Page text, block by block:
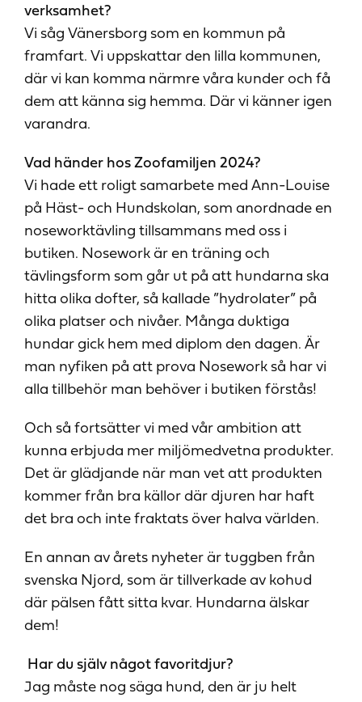
verksamhet?
Vi såg Vänersborg som en kommun på
framfart. Vi uppskattar den lilla kommunen,
där vi kan komma närmre våra kunder och få
dem att känna sig hemma. Där vi känner igen
varandra.
Vad händer hos Zoofamiljen 2024?
Vi hade ett roligt samarbete med Ann-Louise
på Häst- och Hundskolan, som anordnade en
noseworktävling tillsammans med oss i
butiken. Nosework är en träning och
tävlingsform som går ut på att hundarna ska
hitta olika dofter, så kallade ”hydrolater” på
olika platser och nivåer. Många duktiga
hundar gick hem med diplom den dagen. Är
man nyfiken på att prova Nosework så har vi
alla tillbehör man behöver i butiken förstås!
Och så fortsätter vi med vår ambition att
kunna erbjuda mer miljömedvetna produkter.
Det är glädjande när man vet att produkten
kommer från bra källor där djuren har haft
det bra och inte fraktats över halva världen.
En annan av årets nyheter är tuggben från
svenska Njord, som är tillverkade av kohud
där pälsen fått sitta kvar. Hundarna älskar
dem!
Har du själv något favoritdjur?
Jag måste nog säga hund, den är ju helt